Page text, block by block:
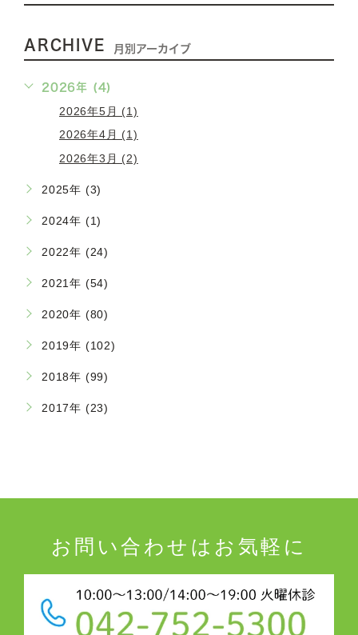
ARCHIVE 月別アーカイブ
2026年 (4)
2026年5月 (1)
2026年4月 (1)
2026年3月 (2)
2025年 (3)
2024年 (1)
2022年 (24)
2021年 (54)
2020年 (80)
2019年 (102)
2018年 (99)
2017年 (23)
お問い合わせはお気軽に